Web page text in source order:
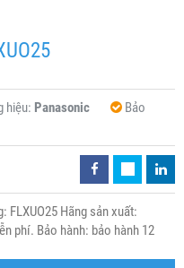
hiệu: Panasonic
Bảo
FLXUO25 Hãng sản xuất:
phí. Bảo hành: bảo hành 12